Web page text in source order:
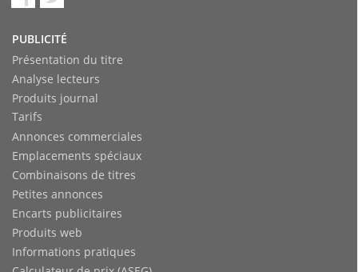
PUBLICITÉ
Présentation du titre
Analyse lecteurs
Produits journal
Tarifs
Annonces commerciales
Emplacements spéciaux
Combinaisons de titres
Petites annonces
Encarts publicitaires
Produits web
Informations pratiques